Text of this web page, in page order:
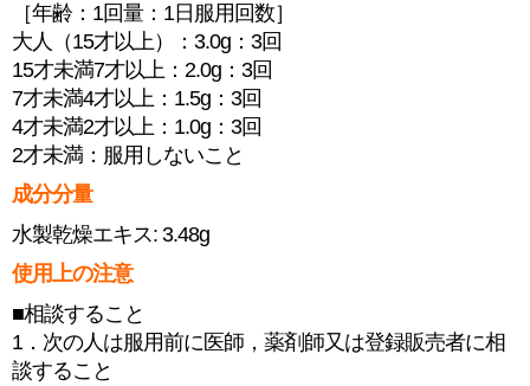
［年齢：1回量：1日服用回数］
大人（15才以上）：3.0g：3回
15才未満7才以上：2.0g：3回
7才未満4才以上：1.5g：3回
4才未満2才以上：1.0g：3回
2才未満：服用しないこと
成分分量
水製乾燥エキス: 3.48g
使用上の注意
■相談すること
1．次の人は服用前に医師，薬剤師又は登録販売者に相
談すること